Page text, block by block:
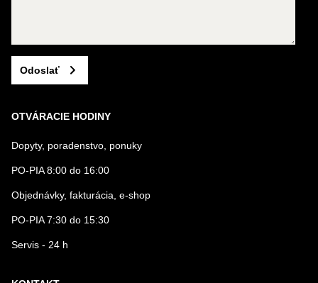
Odoslať
OTVÁRACIE HODINY
Dopyty, poradenstvo, ponuky
PO-PIA 8:00 do 16:00
Objednávky, fakturácia, e-shop
PO-PIA 7:30 do 15:30
Servis - 24 h